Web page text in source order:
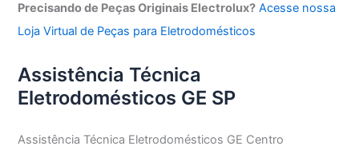
Precisando de Peças Originais Electrolux? Acesse nossa
Loja Virtual de Peças para Eletrodomésticos
Assistência Técnica
Eletrodomésticos GE SP
Assistência Técnica Eletrodomésticos GE Centro